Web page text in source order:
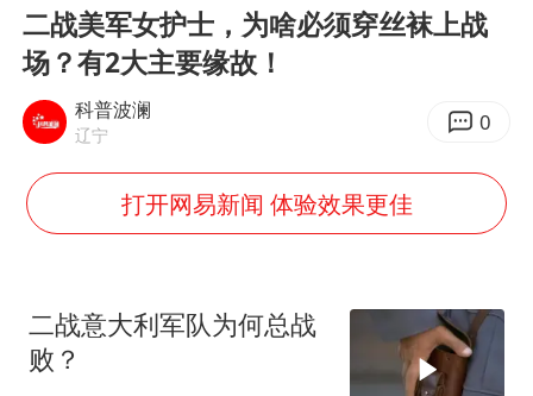
名创优品回应女子吐槽内裤质量差
出口禁令驱动有色板块大涨
胡彦斌韩磊 谁帮谁
胡彦斌获《歌手2026》歌王
二战美军女护士，为啥必须穿丝袜上战
场？有2大主要缘故！
科普波澜
辽宁 0
打开网易新闻 体验效果更佳
二战意大利军队为何总战
败？